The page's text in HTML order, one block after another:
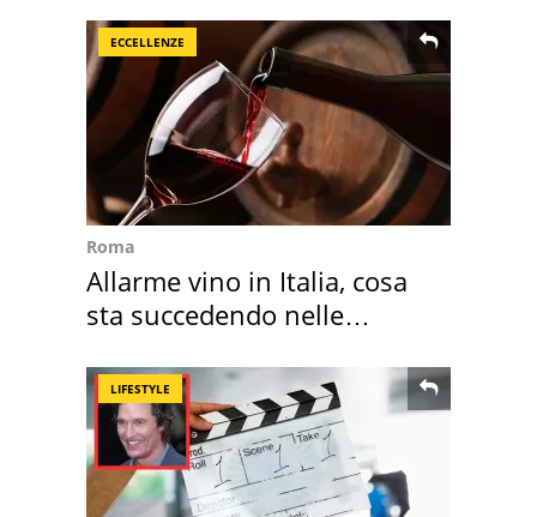
ECCELLENZE
Roma
Allarme vino in Italia, cosa
sta succedendo nelle
LIFESTYLE